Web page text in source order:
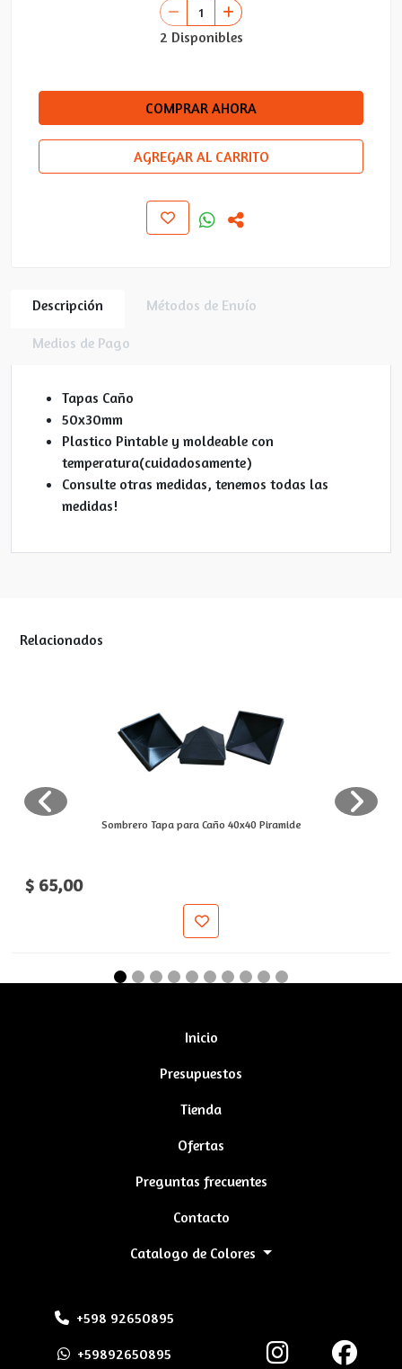
2 Disponibles
COMPRAR AHORA
AGREGAR AL CARRITO
Descripción Métodos de Envío
Medios de Pago
Tapas Caño
50x30mm
Plastico Pintable y moldeable con
temperatura(cuidadosamente)
Consulte otras medidas, tenemos todas las
medidas!
Relacionados
Sombrero Tapa para Caño 40x40 Piramide
$ 65,00
Inicio
Presupuestos
Tienda
Ofertas
Preguntas frecuentes
Contacto
Catalogo de Colores
+598 92650895
+59892650895